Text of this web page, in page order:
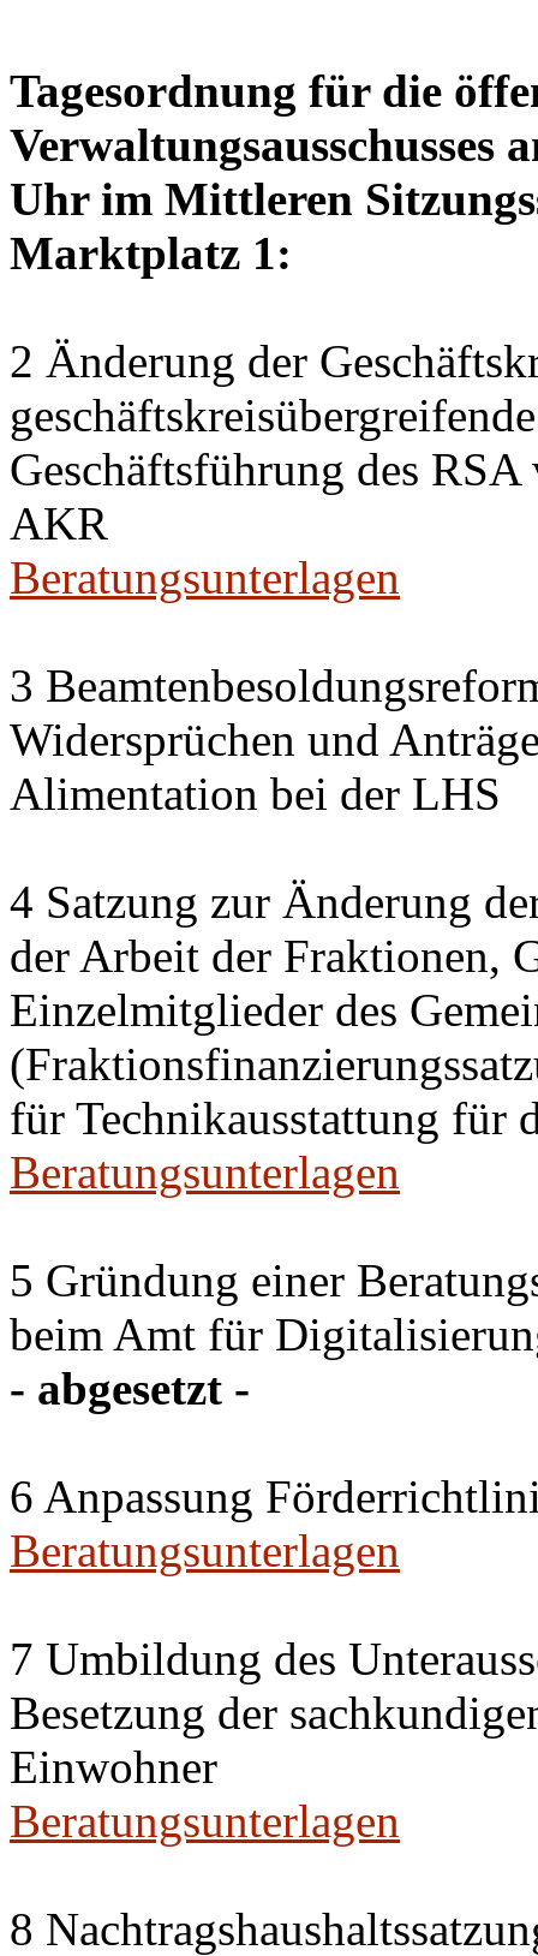
Tagesordnung für die
Verwaltungsausschusses
Uhr im Mittleren
Marktplatz 1:
2 Änderung der
Geschäftsführung des
AKR
Beratungsunterlagen
3
Widersprüchen und
Alimentation bei der LHS
4 Satzung zur Änderung
der Arbeit der Fraktionen,
Einzelmitglieder des
für Technikausstattung für
Beratungsunterlagen
5 Gründung einer
beim Amt für
- abgesetzt -
6 Anpassung
Beratungsunterlagen
7 Umbildung des
Besetzung der
Einwohner
Beratungsunterlagen
8